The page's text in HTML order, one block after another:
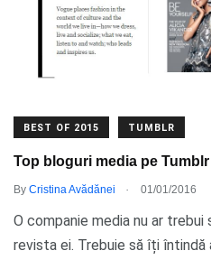
BEST OF 2015 TUMBLR
Top bloguri media pe
By Cristina Avădănei . 01/01/2016
O companie media nu ar
revista ei. Trebuie să îți